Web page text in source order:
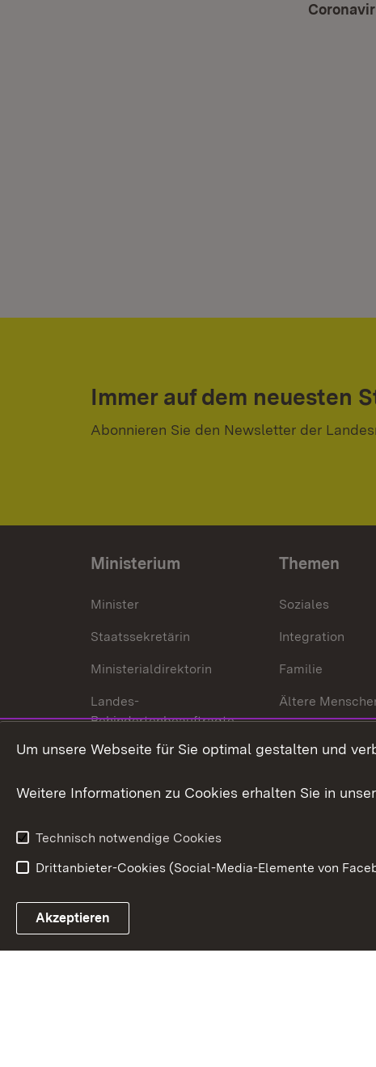
Immer auf dem neuesten
Abonnieren Sie den Newsletter der
Ministerium
Minister
Staatssekretärin
Ministerialdirektorin
Landes-
Behindertenbeauftragte
Bürgerreferent
Karriere
Themen
Soziales
Integration
Familie
Ältere
Behinderungen
Link zum Landesportal
Um unsere Webseite für Sie optimal gestalten und
Weitere Informationen zu Cookies erhalten Sie in
Technisch notwendige Cookies
Drittanbieter-Cookies (Social-Media-Elemente von
Akzeptieren